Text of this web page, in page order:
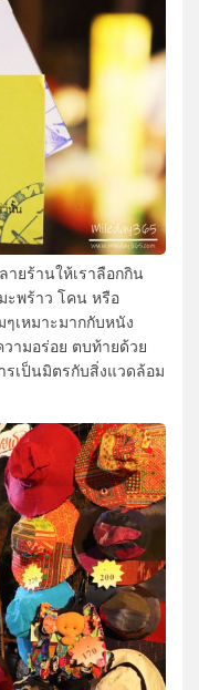
ยร้านให้เราลือกกิน
ะพร้าว โคน หรือ
เหมาะมากกับหนัง
ามอร่อย ตบท้ายด้วย
เป็นมิตรกับสิ่งแวดล้อม